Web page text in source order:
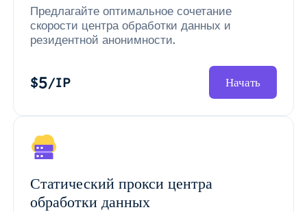
Предлагайте оптимальное сочетание
скорости центра обработки данных и
резидентной анонимности.
$5/IP Начать
Статический прокси центра
обработки данных